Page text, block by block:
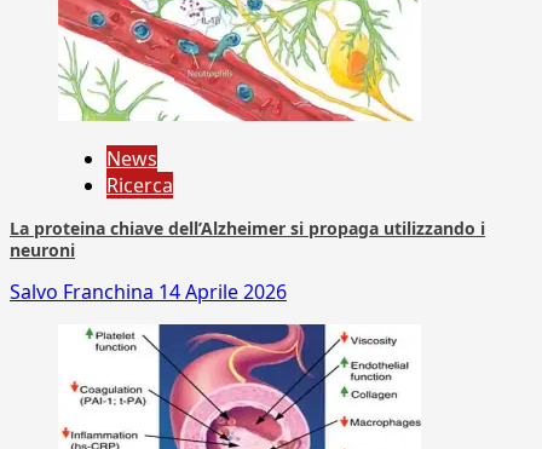
News
Ricerca
La proteina chiave dell’Alzheimer si propaga utilizzando i
neuroni
Salvo Franchina 14 Aprile 2026